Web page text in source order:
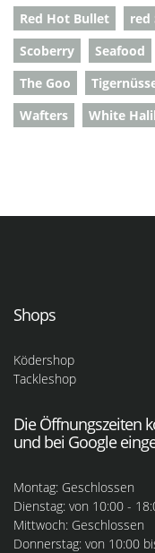
Red Hot Bullet
red
Scoberry
Seafood
The Goo
Wafters
White
Shops
Ködershop
Tackleshop
Die Öffnungszeiten
und bei Google
Montag: Geschlossen
Dienstag: von 10:00 -
Mittwoch: Geschlossen
Donnerstag: von 10:00